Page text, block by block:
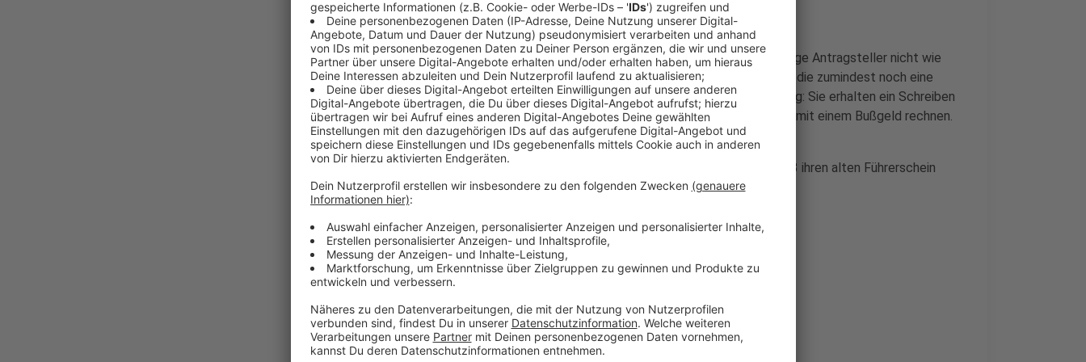
Die Stelle geht jetzt davon aus, dass der Pflichtumtausch für einige Antragsteller nicht wie
geplant bis zum 19.01.2023 abgeschlossen werden kann. Für alle, die zumindest noch eine
Terminanfrage geschickt haben, gilt allerdings eine Kulanzregelung: Sie erhalten ein Schreiben
per Mail und müssen im Falle einer Kontrolle nach Fristende nicht mit einem Bußgeld rechnen.
Noch nimmt die Stelle auch Terminanfragen entgegen.
Die Jahrgänge 1959 bis 1964 sollen eigentlich bis zum 19.01.2023 ihren alten Führerschein
gegen die neue Karte eingetauscht haben.
Anzeige
Weitere Meldungen aus Leverkusen
Sozialarbeiter für Leverkusens Schulen